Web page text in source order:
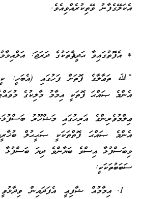
އެކަލޭގެފާނު ވޭތިކުރެއްވިއެވެ.
* އެފޮތުގައިވާ ޙަދީޘްތަކުގެ ދަރަޖަ:
“ﷲ ތަޢާލާގެ ފޮތަށް ފަހުގައި (އެބަހީ:
އެންމެ ޞައްޙަ ފޮތަކީ އިމާމު މާލިކުގެ
ޢިލްމުވެރިންގެ އަރިހުގައި މަޝްހޫރު
އެންމެ ޞައްޙަ ފޮތްތަކަކީ ޞަޙީޙުލް
މިބަސްފުޅާ އިސްވެ ބަޔާންވެ ދިޔަ ބަސްފުޅާ
ސަބަބުތަކަކީ:
އިމާމުއް ޝާފިޢީ އެފަދައިން